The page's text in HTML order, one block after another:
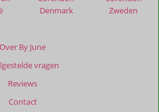
Over By June
vragen
Reviews
Contact
Denmark
Zweden